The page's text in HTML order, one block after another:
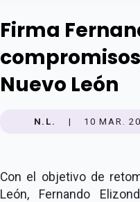
Firma
Nuevo León
N.L. | 10 MAR.
Con el objetivo de
León, Fernando